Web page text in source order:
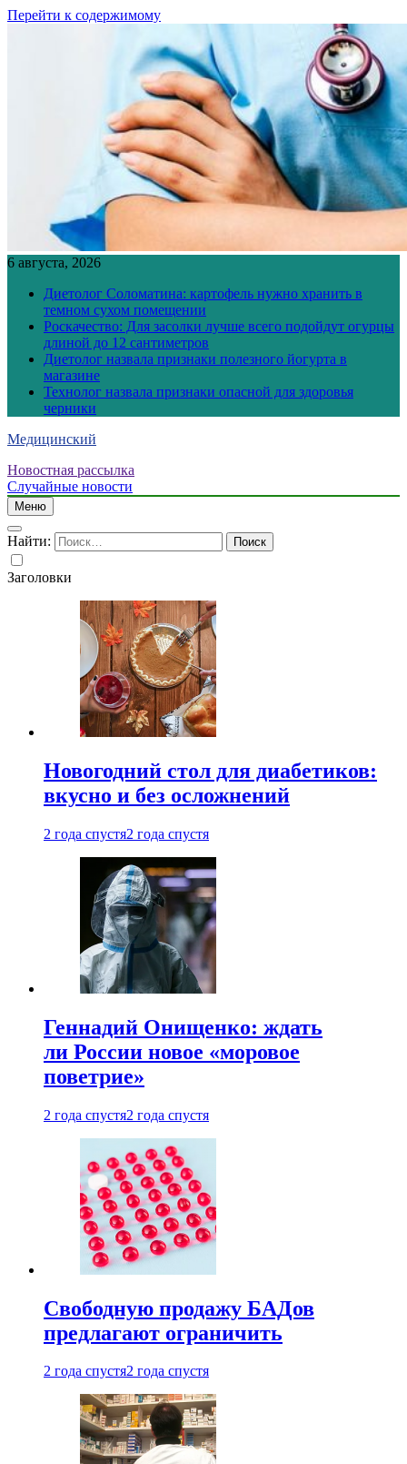
Перейти к содержимому
6 августа, 2026
Диетолог Соломатина: картофель нужно хранить в
темном сухом помещении
Роскачество: Для засолки лучше всего подойдут огурцы
длиной до 12 сантиметров
Диетолог назвала признаки полезного йогурта в
магазине
Технолог назвала признаки опасной для здоровья
черники
Медицинский
Новостная рассылка
Случайные новости
Меню
Найти:
Заголовки
Новогодний стол для диабетиков:
вкусно и без осложнений
2 года спустя2 года спустя
Геннадий Онищенко: ждать
ли России новое «моровое
поветрие»
2 года спустя2 года спустя
Свободную продажу БАДов
предлагают ограничить
2 года спустя2 года спустя